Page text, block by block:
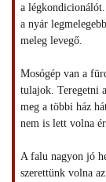
a
a nyár
meleg levegő.
Mosógép van a
tulajok. Teregetni
meg a többi ház
nem is lett volna
A falu nagyon jó
szerettünk volna